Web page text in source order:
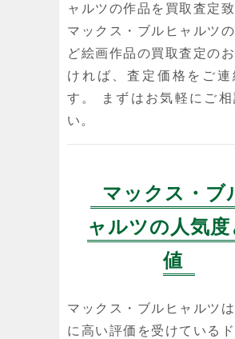
ャルツの作品を買取査定致
マックス・ブルヒャルツ
ど絵画作品の買取査定の
ければ、査定価格をご連
す。 まずはお気軽にご相
い。
マックス・ブ
ャルツの人気度
値
マックス・ブルヒャルツ
に高い評価を受けている